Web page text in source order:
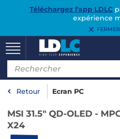
Téléchargez l'app LDLC
expérience
FERMER
Retour Ecran PC
MSI 31.5" QD-OLED -
X24